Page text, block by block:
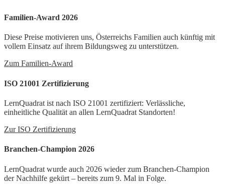
Familien-Award 2026
Diese Preise motivieren uns, Österreichs Familien auch künftig mit
vollem Einsatz auf ihrem Bildungsweg zu unterstützen.
Zum Familien-Award
ISO 21001 Zertifizierung
LernQuadrat ist nach ISO 21001 zertifiziert: Verlässliche,
einheitliche Qualität an allen LernQuadrat Standorten!
Zur ISO Zertifizierung
Branchen-Champion 2026
LernQuadrat wurde auch 2026 wieder zum Branchen-Champion
der Nachhilfe gekürt – bereits zum 9. Mal in Folge.